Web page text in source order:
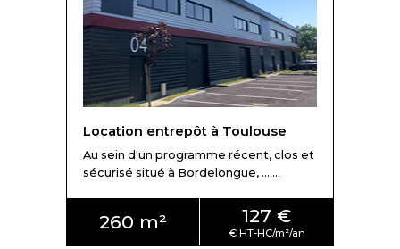
Location entrepôt à Toulouse
Au sein d'un programme récent, clos et
sécurisé situé à Bordelongue, ... ...
260 m² 127 €